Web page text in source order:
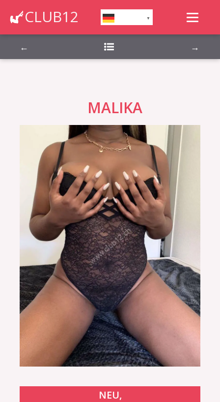
CLUB12 ▼
← →
Montag, Dienstag, Mittwoch, Donnerstag,
Freitag, Samstag, Sonntag,
MALIKA
NEU,